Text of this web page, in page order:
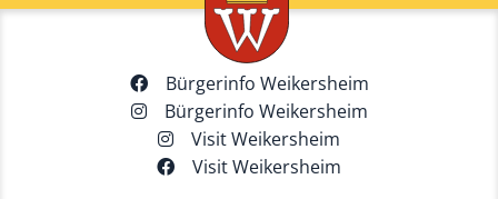
Bürgerinfo Weikersheim
Bürgerinfo Weikersheim
Visit Weikersheim
Visit Weikersheim